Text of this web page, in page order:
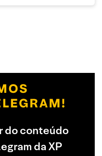
do conteúdo
da XP